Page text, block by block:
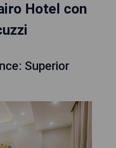
Hotel con
Superior